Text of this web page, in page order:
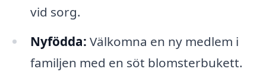
vid sorg.
Nyfödda: Välkomna en ny medlem i
familjen med en söt blomsterbukett.